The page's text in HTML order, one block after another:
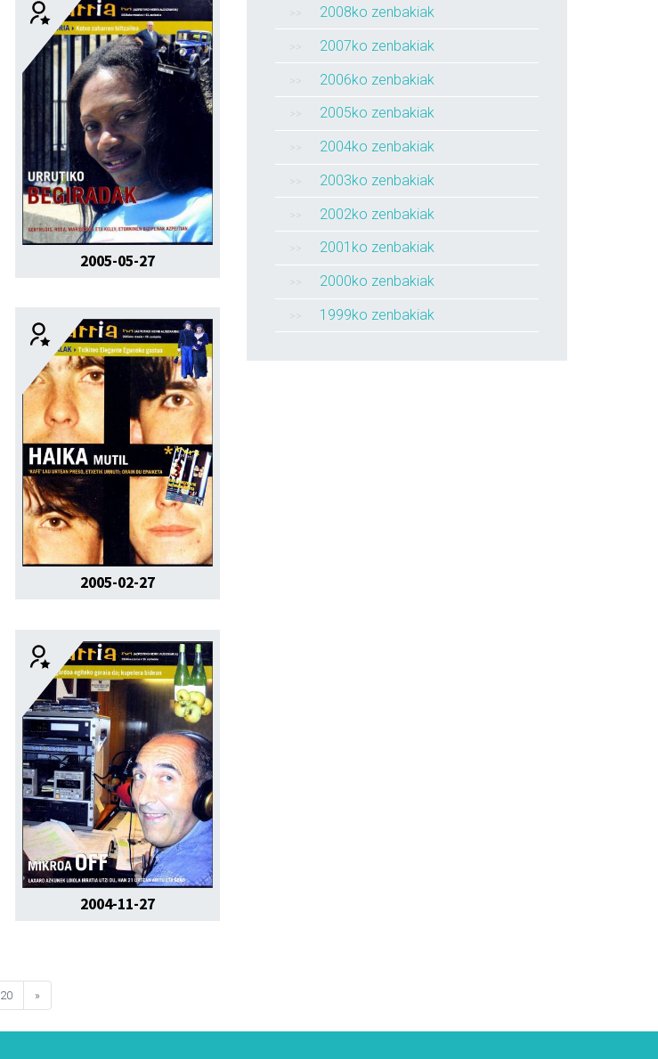
2005-05-27
2005-02-27
2004-11-27
20 »
2008ko zenbakiak
2007ko zenbakiak
2006ko zenbakiak
2005ko zenbakiak
2004ko zenbakiak
2003ko zenbakiak
2002ko zenbakiak
2001ko zenbakiak
2000ko zenbakiak
1999ko zenbakiak